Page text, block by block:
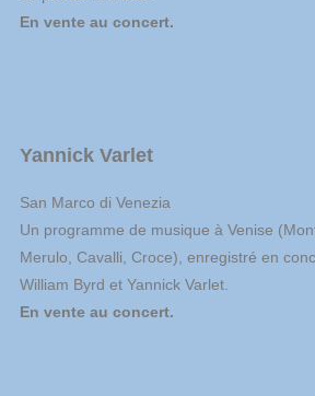
En vente au concert.
Yannick Varlet
San Marco di Venezia
Un programme de musique à Venise
Merulo, Cavalli, Croce), enregistré en
William Byrd et Yannick Varlet.
En vente au concert.